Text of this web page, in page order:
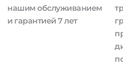
нашим обслуживанием
и гарантией 7 лет